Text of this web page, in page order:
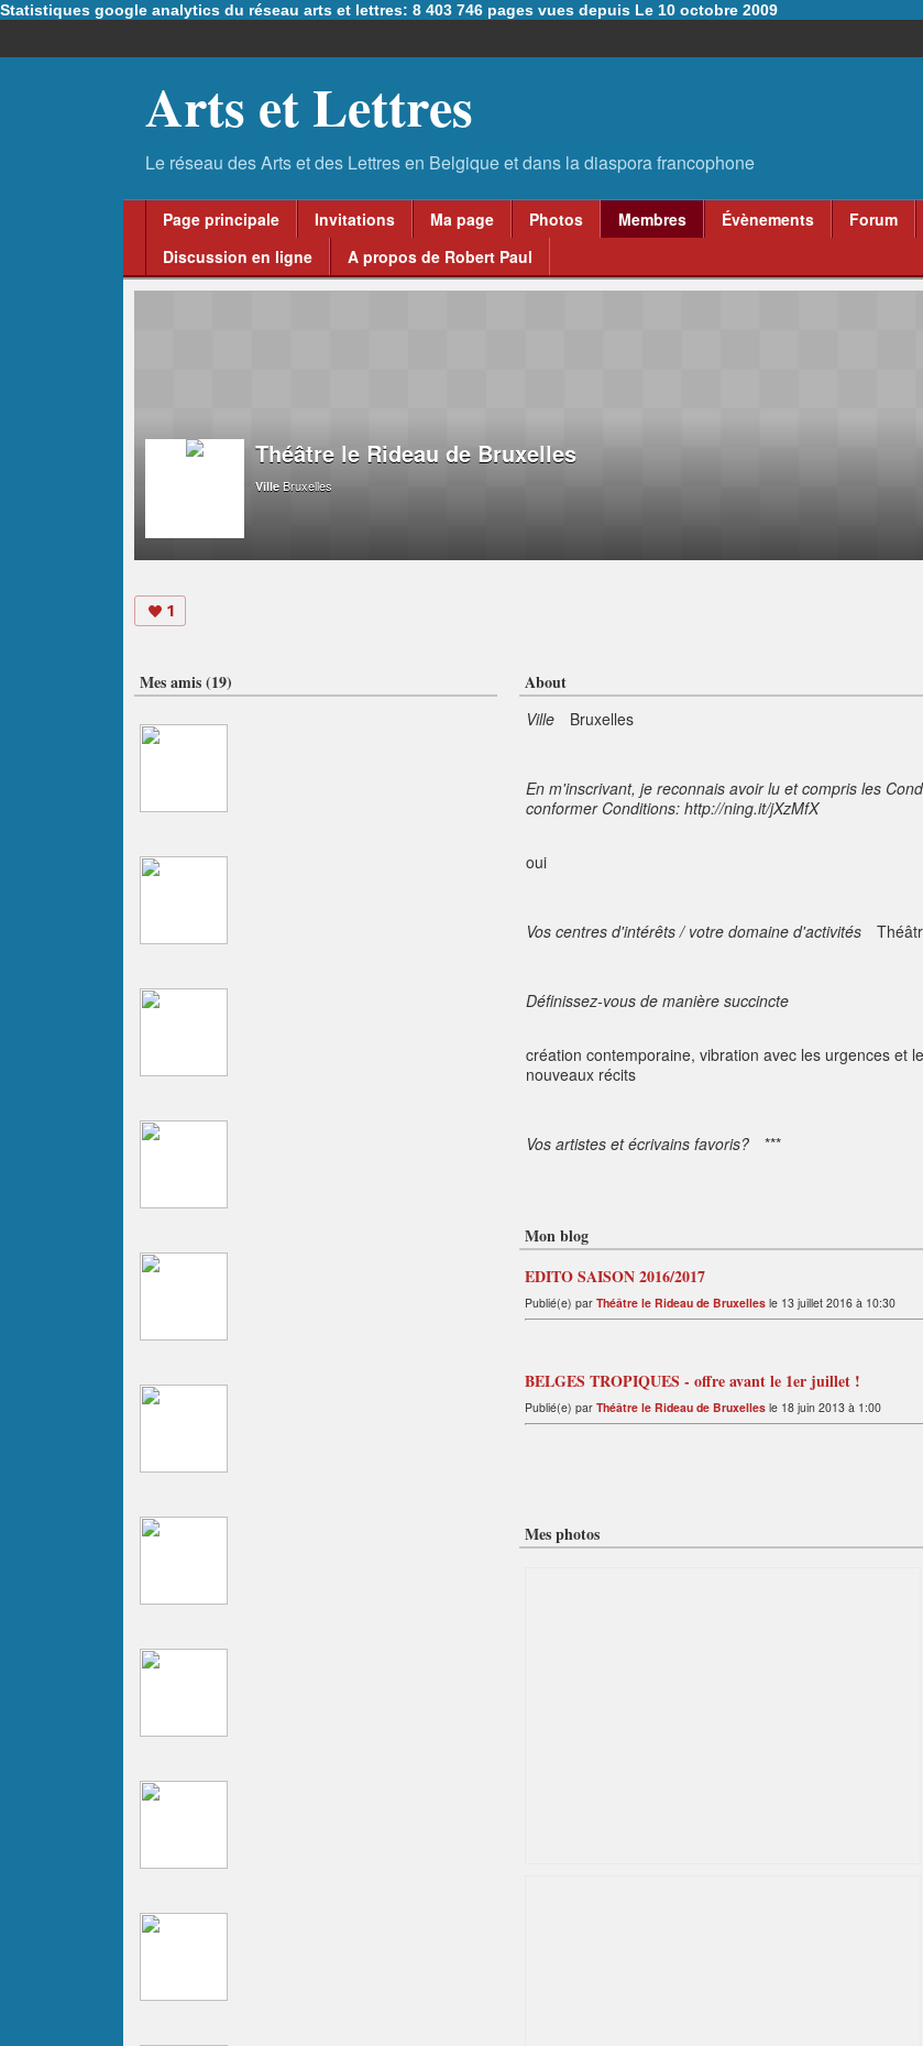
Statistiques google analytics du réseau arts et lettres: 8 403 746 pages vues depuis Le 10 octobre 2009
Arts et Lettres
Page principale Invitations Ma page Photos Membres Évènements Forum
Discussion en ligne
A propos de Robert Paul
Théâtre le Rideau de Bruxelles
Ville Bruxelles
1
About
Ville Bruxelles
En m'inscrivant, je reconnais avoir lu et compris les
conformer Conditions: http://ning.it/jXzMfX
oui
Vos centres d'intérêts / votre domaine d'activités
Définissez-vous de manière succincte
création contemporaine, vibration avec les urgences et
nouveaux récits
Vos artistes et écrivains favoris? ***
Mon blog
EDITO SAISON 2016/2017
Publié(e) par Théâtre le Rideau de Bruxelles le 13 juillet 2016 à 10:30
BELGES TROPIQUES - offre avant le 1er juillet !
Publié(e) par Théâtre le Rideau de Bruxelles le 18 juin 2013 à 1:00
Mes photos
Mes amis (19)